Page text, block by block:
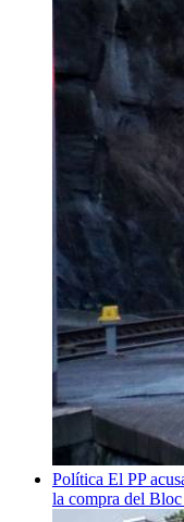
Política El PP
la compra del